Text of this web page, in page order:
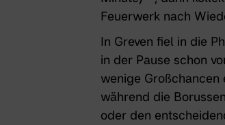
Feuerwerk nach
In Greven fiel in die
in der Pause schon
wenige
während die
oder den